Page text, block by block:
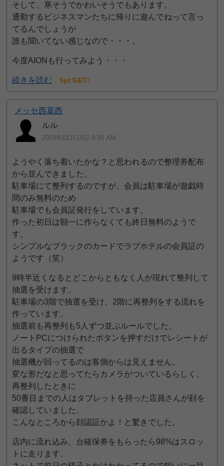
そして、寒そうでかわいそうでもあります。
通勤するビジネスマンたちに帰りに遊んでねって言っ
てるんでしょうが
誰も聞いてない感じなので・・・。
今度AIONも行ってみよう・・・
続きを読む 5pt GET!
メッセ西葛西
ルル
2019年01月14日 8:39 AM
ようやく落ち着いたかな？と思われるので整理券配布
から並んできました。
駐車場にて整列するのですが、会員は駐車場が遊戯時
間のみ無料のため
駐車場でも会員証発行をしています。
作った初日は朝一に作らなくても終日無料のようで
す。
シンプルなブラックのカードでラブホテルの会員証の
ようです（笑）
9時半近くなるとどこからともなく人が現れて整列して
抽選を受けます。
駐車場の3階で抽選を受け、2階に再整列をする流れを
作っています。
抽選前も再整列も5人ずつ並ぶルールでした。
ノートPCにつけられたボタンを押すだけでレシートが
出るタイプの抽選で
抽選機が回ってるのは客側からは見えません。
変な形だなと思ってたらカメラがついているらしく、
再整列したときに
50番目までの人はタブレットを持った店員さんが顔を
確認していました。
こんなところから顔認証かよ！と驚きでした。
店内に流れ込み、台確保券をもらったら98%はスロッ
トに走ります。